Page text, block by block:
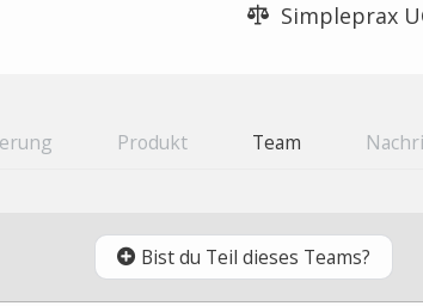
Simpleprax
Produkt Team
Bist du Teil dieses Teams?